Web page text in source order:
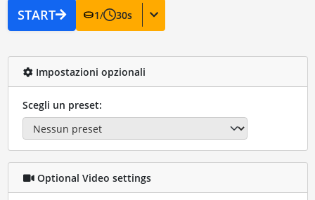
START 1/ 30s
Impostazioni opzionali
Scegli un preset:
Optional Video settings